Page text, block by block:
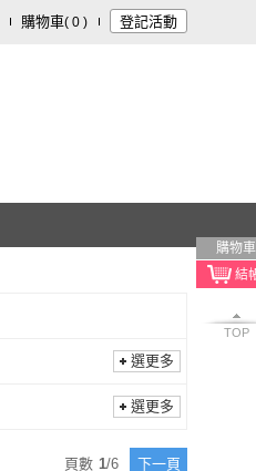
購物車( 0 ) 登記活動
購物車
TOP
選更多
選更多
頁數 1/6 下一頁